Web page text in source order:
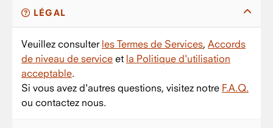
LÉGAL
Veuillez consulter les Termes de Services, Accords
de niveau de service et la Politique d'utilisation
acceptable.
Si vous avez d'autres questions, visitez notre F.A.Q.
ou contactez nous.